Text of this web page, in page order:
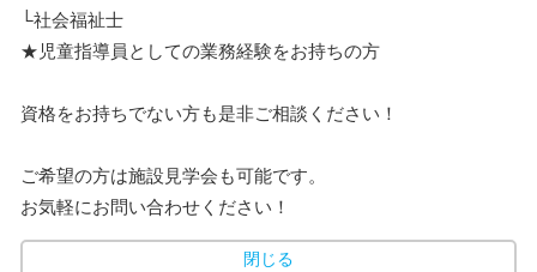
└社会福祉士
★児童指導員としての業務経験をお持ちの方
資格をお持ちでない方も是非ご相談ください！
ご希望の方は施設見学会も可能です。
お気軽にお問い合わせください！
閉じる